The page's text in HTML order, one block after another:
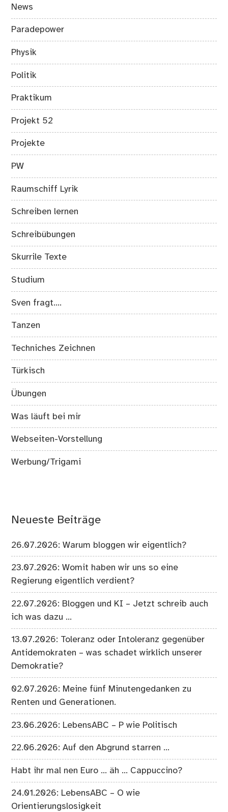
News
Paradepower
Physik
Politik
Praktikum
Projekt 52
Projekte
PW
Raumschiff Lyrik
Schreiben lernen
Schreibübungen
Skurrile Texte
Studium
Sven fragt….
Tanzen
Techniches Zeichnen
Türkisch
Übungen
Was läuft bei mir
Webseiten-Vorstellung
Werbung/Trigami
Neueste Beiträge
26.07.2026: Warum bloggen wir eigentlich?
23.07.2026: Womit haben wir uns so eine
Regierung eigentlich verdient?
22.07.2026: Bloggen und KI – Jetzt schreib auch
ich was dazu …
13.07.2026: Toleranz oder Intoleranz gegenüber
Antidemokraten – was schadet wirklich unserer
Demokratie?
02.07.2026: Meine fünf Minutengedanken zu
Renten und Generationen.
23.06.2026: LebensABC – P wie Politisch
22.06.2026: Auf den Abgrund starren …
Habt ihr mal nen Euro … äh … Cappuccino?
24.01.2026: LebensABC – O wie
Orientierungslosigkeit